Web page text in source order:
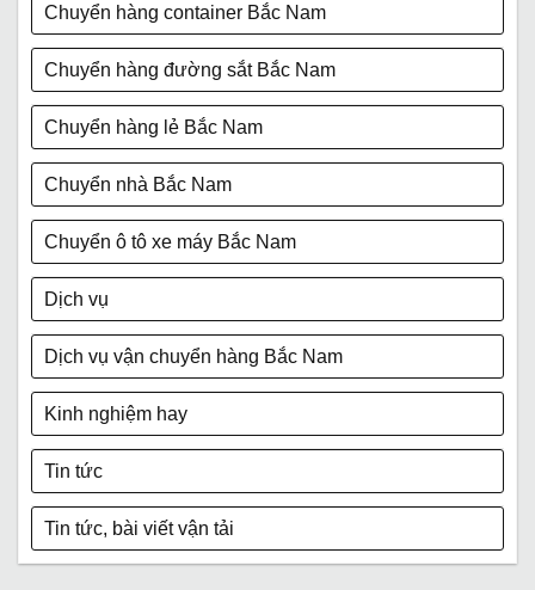
Chuyển hàng container Bắc Nam
Chuyển hàng đường sắt Bắc Nam
Chuyển hàng lẻ Bắc Nam
Chuyển nhà Bắc Nam
Chuyển ô tô xe máy Bắc Nam
Dịch vụ
Dịch vụ vận chuyển hàng Bắc Nam
Kinh nghiệm hay
Tin tức
Tin tức, bài viết vận tải